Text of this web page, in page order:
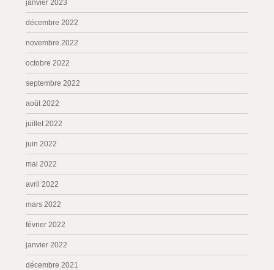
janvier 2023
décembre 2022
novembre 2022
octobre 2022
septembre 2022
août 2022
juillet 2022
juin 2022
mai 2022
avril 2022
mars 2022
février 2022
janvier 2022
décembre 2021